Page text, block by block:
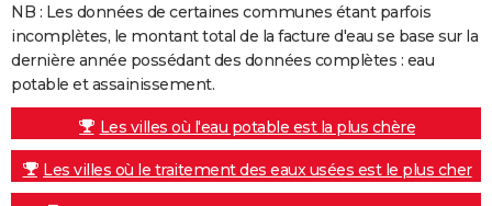
NB : Les données de certaines communes étant parfois
incomplètes, le montant total de la facture d'eau se base sur la
dernière année possédant des données complètes : eau
potable et assainissement.
Les villes où l'eau potable est la plus chère
Les villes où le traitement des eaux usées est le plus cher